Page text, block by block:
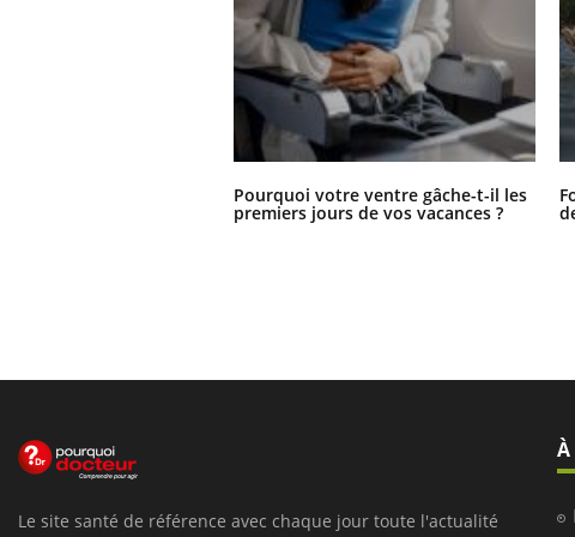
Pourquoi votre ventre gâche-t-il les
premiers jours de vos vacances ?
Le site santé de référence avec chaque jour toute l'actualité
À